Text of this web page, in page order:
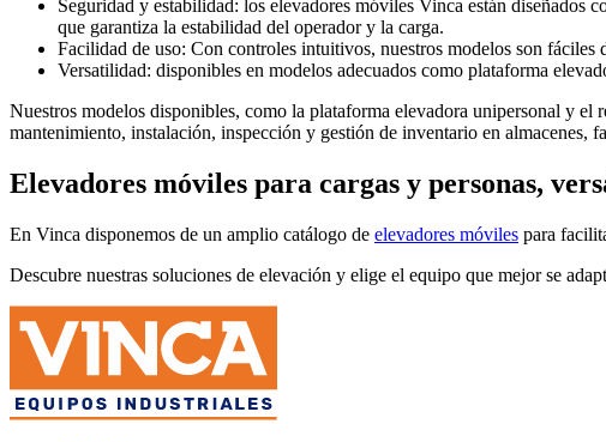
Seguridad y estabilidad: los elevadores móviles Vinca están diseñados
que garantiza la estabilidad del operador y la carga.
Facilidad de uso: Con controles intuitivos, nuestros modelos son
Versatilidad: disponibles en modelos adecuados como plataforma
Nuestros modelos disponibles, como la plataforma elevadora unipersonal y el
mantenimiento, instalación, inspección y gestión de inventario en
Elevadores móviles para cargas y personas,
En Vinca disponemos de un amplio catálogo de elevadores móviles para
Descubre nuestras soluciones de elevación y elige el equipo que mejor se